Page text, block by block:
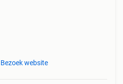
Bezoek website